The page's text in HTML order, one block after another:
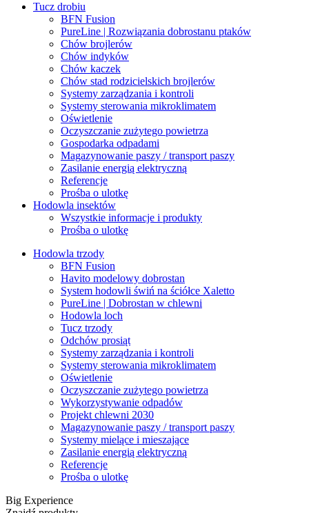
Tucz drobiu
BFN Fusion
PureLine | Rozwiązania dobrostanu ptaków
Chów brojlerów
Chów indyków
Chów kaczek
Chów stad rodzicielskich brojlerów
Systemy zarządzania i kontroli
Systemy sterowania mikroklimatem
Oświetlenie
Oczyszczanie zużytego powietrza
Gospodarka odpadami
Magazynowanie paszy / transport paszy
Zasilanie energią elektryczną
Referencje
Prośba o ulotkę
Hodowla insektów
Wszystkie informacje i produkty
Prośba o ulotkę
Hodowla trzody
BFN Fusion
Havito modelowy dobrostan
System hodowli świń na ściółce Xaletto
PureLine | Dobrostan w chlewni
Hodowla loch
Tucz trzody
Odchów prosiąt
Systemy zarządzania i kontroli
Systemy sterowania mikroklimatem
Oświetlenie
Oczyszczanie zużytego powietrza
Wykorzystywanie odpadów
Projekt chlewni 2030
Magazynowanie paszy / transport paszy
Systemy mielące i mieszające
Zasilanie energią elektryczną
Referencje
Prośba o ulotkę
Big Experience